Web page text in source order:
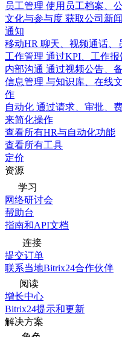
员工管理 使用员工档案、
文化与参与度 获取公司新
通知
移动HR 聊天、视频通话、
工作管理 通过KPI、工作
内部沟通 通过视频公告、
信息管理 与知识库、在线
作
自动化 通过请求、审批、
来简化操作
查看所有HR与自动化功能
查看所有工具
定价
资源
学习
网络研讨会
帮助台
指南和API文档
连接
提交订单
联系当地Bitrix24合作伙伴
阅读
增长中心
Bitrix24提示和更新
解决方案